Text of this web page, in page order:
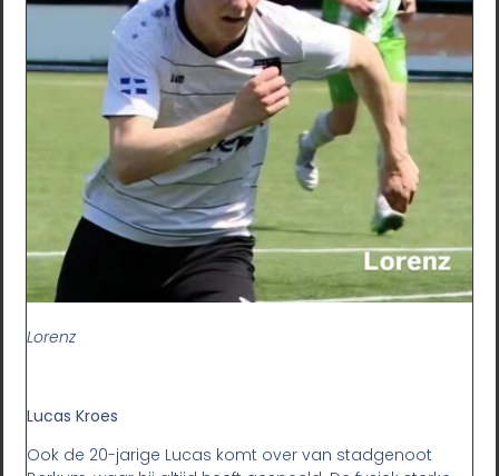
Lorenz
Lucas Kroes
Ook de 20-jarige Lucas komt over van stadgenoot